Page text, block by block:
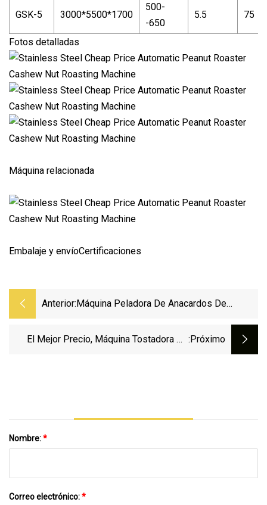
GSK-5 3000*5500*1700
500-
-650
5.5 75
Fotos detalladas
Máquina relacionada
Embalaje y envíoCertificaciones
Anterior: Máquina Peladora De Anacardos De
El Mejor Precio, Máquina Tostadora De :próximo
Nombre:*
Correo electrónico:*